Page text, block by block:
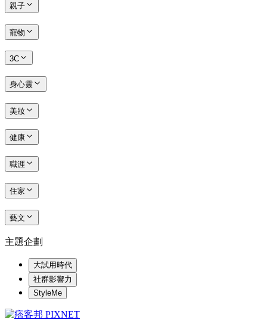
親子
寵物
3C
身心靈
美妝
健康
職涯
住家
藝文
主題企劃
大試用時代
社群影響力
StyleMe